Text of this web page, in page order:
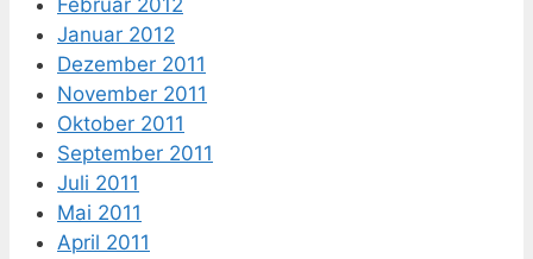
Februar 2012
Januar 2012
Dezember 2011
November 2011
Oktober 2011
September 2011
Juli 2011
Mai 2011
April 2011